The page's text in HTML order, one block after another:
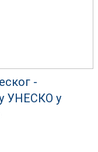
-
УНЕСКО у